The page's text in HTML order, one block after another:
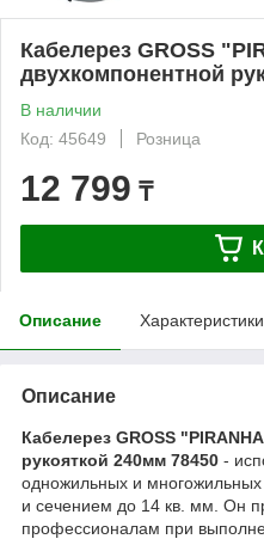
Кабелерез GROSS
двухкомпонентной
В наличии
Код: 45649
Розница
12 799 ₸
Описание Характеристики
Описание
Кабелерез GROSS
рукояткой 240мм 78450 -
одножильных и
и сечением до 14 кв. мм. Он
профессионалам при